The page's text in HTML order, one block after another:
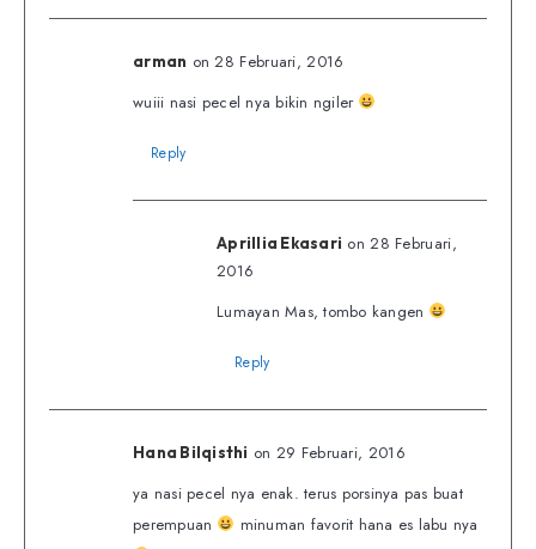
arman on 28 Februari, 2016
wuiii nasi pecel nya bikin ngiler
Reply
Aprillia Ekasari on 28 Februari,
2016
Lumayan Mas, tombo kangen
Reply
Hana Bilqisthi on 29 Februari, 2016
ya nasi pecel nya enak. terus porsinya pas buat
perempuan
minuman favorit hana es labu nya